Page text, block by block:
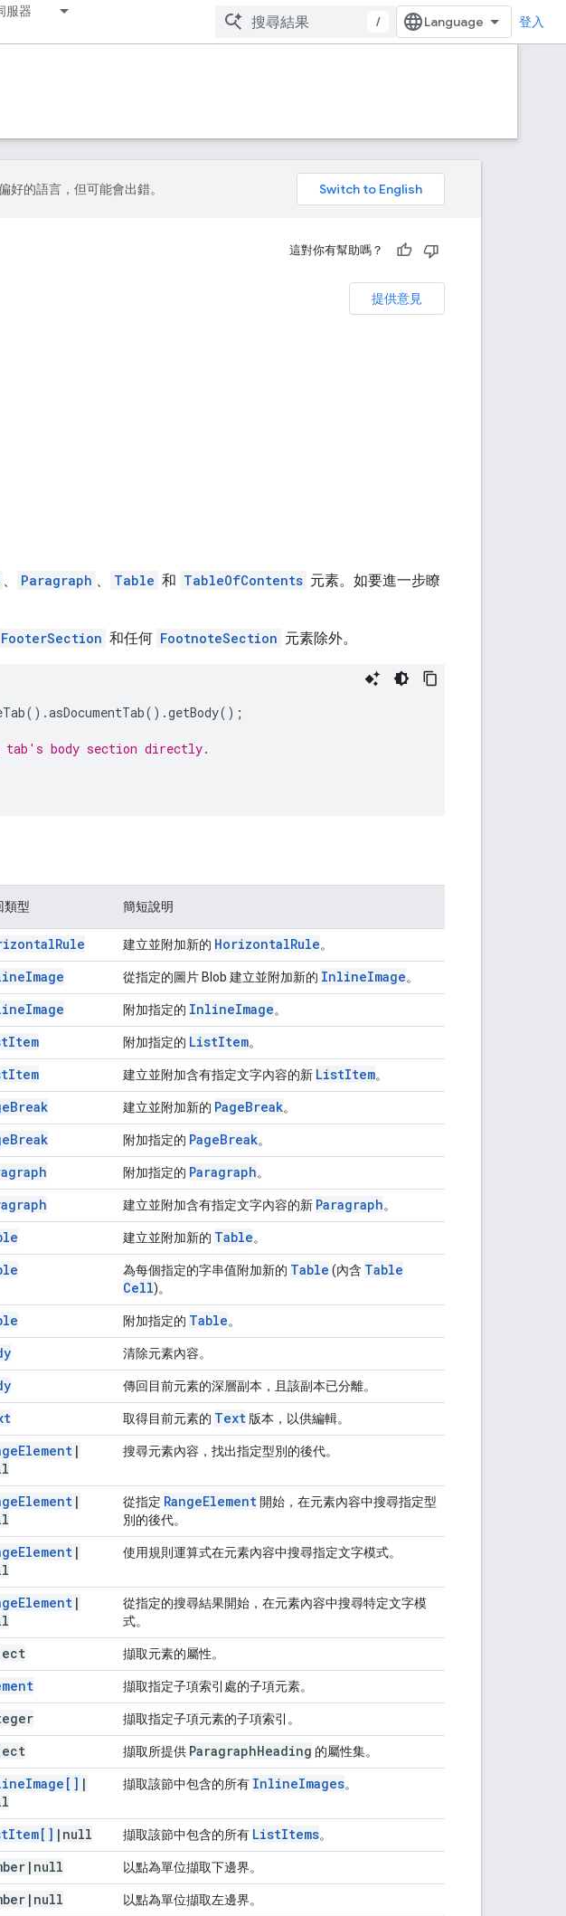
服器
/ 登入
好的語言，但可能會出錯。
這對你有幫助嗎？
提供意見
、 Paragraph 、 Table 和 TableOfContents 元素。如要進一步瞭
FooterSection 和任何 FootnoteSection 元素除外。
().asDocumentTab().getBody();
tab's body section directly.
類型 簡短說明
Rule 建立並附加新的 HorizontalRule。
Image 從指定的圖片 Blob 建立並附加新的 InlineImage。
Image 附加指定的 InlineImage。
Item 附加指定的 ListItem。
Item 建立並附加含有指定文字內容的新 ListItem。
Break 建立並附加新的 PageBreak。
Break 附加指定的 PageBreak。
附加指定的 Paragraph。
建立並附加含有指定文字內容的新 Paragraph。
建立並附加新的 Table。
為每個指定的字串值附加新的 Table (內含 Table
Cell)。
附加指定的 Table。
清除元素內容。
傳回目前元素的深層副本，且該副本已分離。
取得目前元素的 Text 版本，以供編輯。
Element |
搜尋元素內容，找出指定型別的後代。
Element |
從指定 RangeElement 開始，在元素內容中搜尋指定型
別的後代。
Element |
使用規則運算式在元素內容中搜尋指定文字模式。
Element |
從指定的搜尋結果開始，在元素內容中搜尋特定文字模
式。
擷取元素的屬性。
擷取指定子項索引處的子項元素。
擷取指定子項元素的子項索引。
擷取所提供 ParagraphHeading 的屬性集。
Image[] |
擷取該節中包含的所有 InlineImages。
Item[] | null 擷取該節中包含的所有 ListItems。
| null 以點為單位擷取下邊界。
| null 以點為單位擷取左邊界。